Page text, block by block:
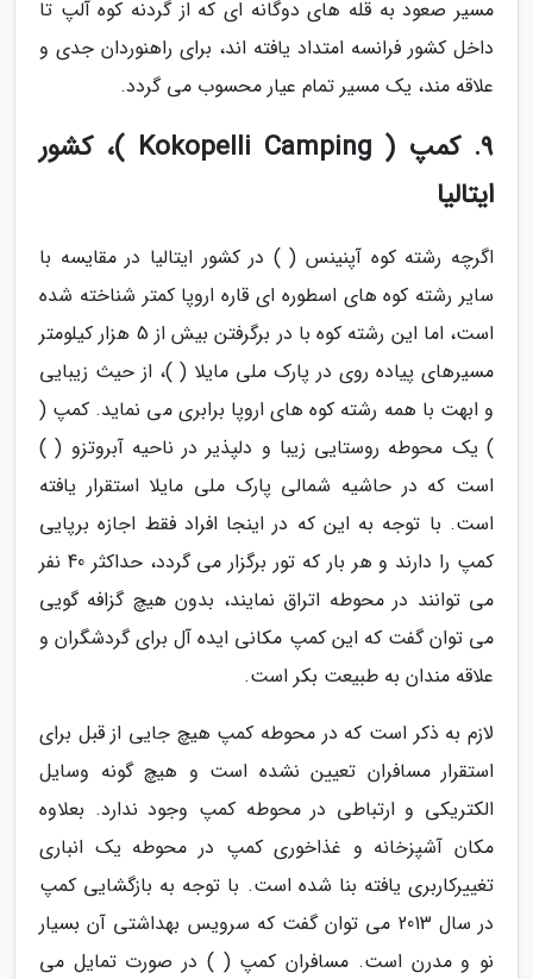
مسیر صعود به قله های دوگانه ای که از گردنه کوه آلپ تا
داخل کشور فرانسه امتداد یافته اند، برای راهنوردان جدی و
علاقه مند، یک مسیر تمام عیار محسوب می گردد.
9. کمپ ( Kokopelli Camping )، کشور
ایتالیا
اگرچه رشته کوه آپنینس ( ) در کشور ایتالیا در مقایسه با
سایر رشته کوه های اسطوره ای قاره اروپا کمتر شناخته شده
است، اما این رشته کوه با در برگرفتن بیش از 5 هزار کیلومتر
مسیرهای پیاده روی در پارک ملی مایلا ( )، از حیث زیبایی
و ابهت با همه رشته کوه های اروپا برابری می نماید. کمپ (
) یک محوطه روستایی زیبا و دلپذیر در ناحیه آبروتزو ( )
است که در حاشیه شمالی پارک ملی مایلا استقرار یافته
است. با توجه به این که در اینجا افراد فقط اجازه برپایی
کمپ را دارند و هر بار که تور برگزار می گردد، حداکثر 40 نفر
می توانند در محوطه اتراق نمایند، بدون هیچ گزافه گویی
می توان گفت که این کمپ مکانی ایده آل برای گردشگران و
علاقه مندان به طبیعت بکر است.
لازم به ذکر است که در محوطه کمپ هیچ جایی از قبل برای
استقرار مسافران تعیین نشده است و هیچ گونه وسایل
الکتریکی و ارتباطی در محوطه کمپ وجود ندارد. بعلاوه
مکان آشپزخانه و غذاخوری کمپ در محوطه یک انباری
تغییرکاربری یافته بنا شده است. با توجه به بازگشایی کمپ
در سال 2013 می توان گفت که سرویس بهداشتی آن بسیار
نو و مدرن است. مسافران کمپ ( ) در صورت تمایل می